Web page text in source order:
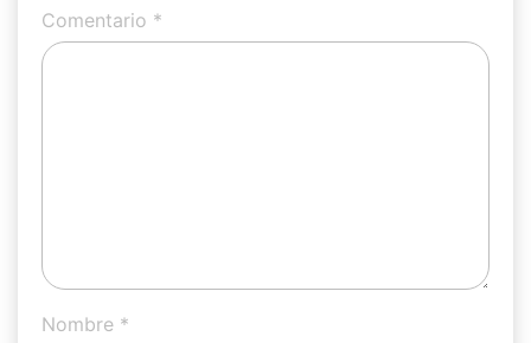
Comentario *
Nombre *